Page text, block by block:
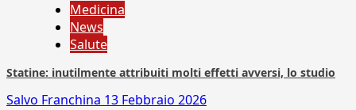
Medicina
News
Salute
Statine: inutilmente attribuiti molti effetti avversi, lo studio
Salvo Franchina 13 Febbraio 2026